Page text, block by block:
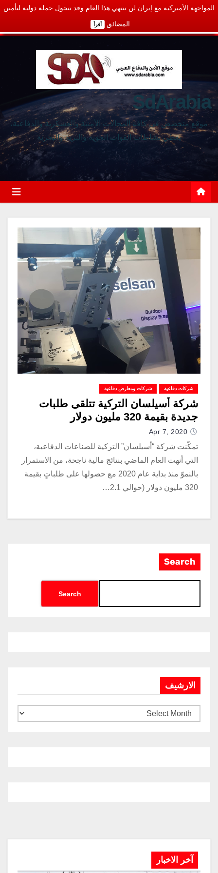
المواجهة الأميركية مع إيران لن تنتهي هذا العام وقد تتحول حملة دولية لتأمين
المضائق أقرأ
SdArabia
موقع متخصص في كافة المجالات الأمنية والعسكرية والدفاعية،
يغطي نشاطات القوات الجوية والبرية والبحرية
شركات دفاعية شركات ومعارض دفاعية
شركة أسيلسان التركية تتلقى طلبات
جديدة بقيمة 320 مليون دولار
Apr 7, 2020
تمكّنت شركة “أسيلسان” التركية للصناعات الدفاعية،
التي أنهت العام الماضي بنتائج مالية ناجحة، من الاستمرار
بالنموّ منذ بداية عام 2020 مع حصولها على طلباتٍ بقيمة
320 مليون دولار (حوالي 2.1…
Search
Search
الارشيف
آخر الاخبار